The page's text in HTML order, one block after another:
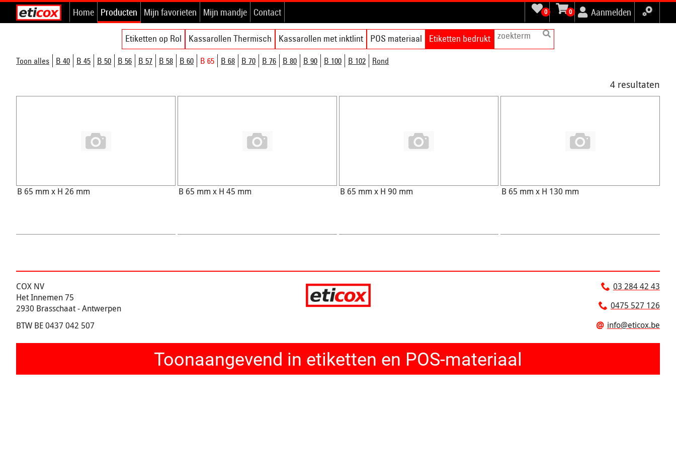
Home Producten Mijn favorieten Mijn mandje Contact 0 0 Aanmelden
Etiketten op Rol Kassarollen Thermisch Kassarollen met inktlint POS materiaal Etiketten bedrukt
Toon alles B 40 B 45 B 50 B 56 B 57 B 58 B 60 B 65 B 68 B 70 B 76 B 80 B 90 B 100 B 102 Rond
4 resultaten
B 65 mm x H 26 mm B 65 mm x H 45 mm B 65 mm x H 90 mm B 65 mm x H 130 mm
COX NV
Het Innemen 75
2930 Brasschaat - Antwerpen
BTW BE 0437 042 507
03 284 42 43
0475 527 126
@ info@eticox.be
Toonaangevend in etiketten en POS-materiaal